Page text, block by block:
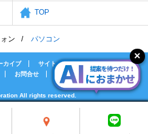
TOP
ン パソコン
カイブ
サイトマップ
お問合せ 会社案内
All rights reserved.
決！教えてエイブルAGENT
紹介！CHINTAI情報局